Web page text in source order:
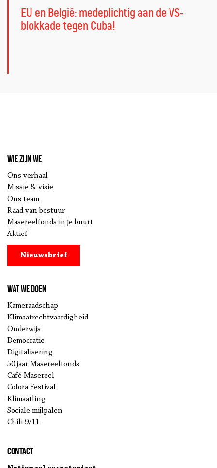
EU en België: medeplichtig aan de VS-
blokkade tegen Cuba!
Wie zijn we
Ons verhaal
Missie & visie
Ons team
Raad van bestuur
Masereelfonds in je buurt
Aktief
Nieuwsbrief
Wat we doen
Kameraadschap
Klimaatrechtvaardigheid
Onderwijs
Democratie
Digitalisering
50 jaar Masereelfonds
Café Masereel
Colora Festival
Klimaatling
Sociale mijlpalen
Chili 9/11
Contact